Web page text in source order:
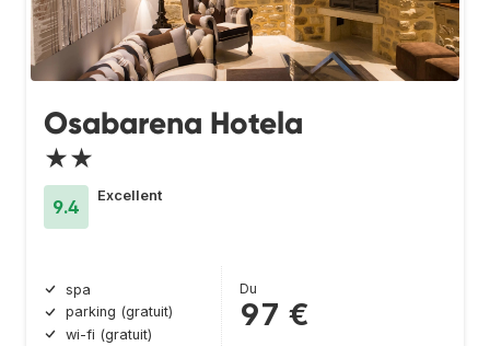
Osabarena Hotela
★★
9.4
Excellent
spa
parking (gratuit)
wi-fi (gratuit)
Du
97 €